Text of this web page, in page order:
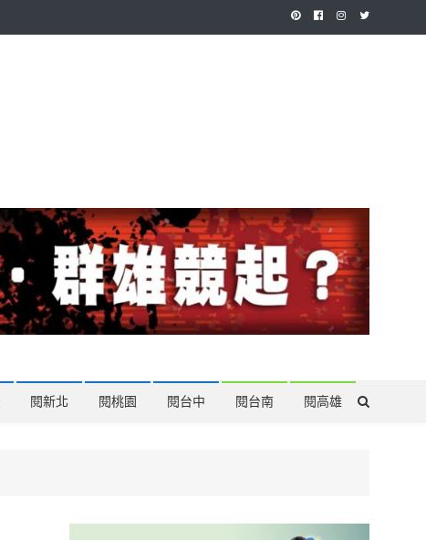
閱新北 閱桃園 閱台中 閱台南 閱高雄